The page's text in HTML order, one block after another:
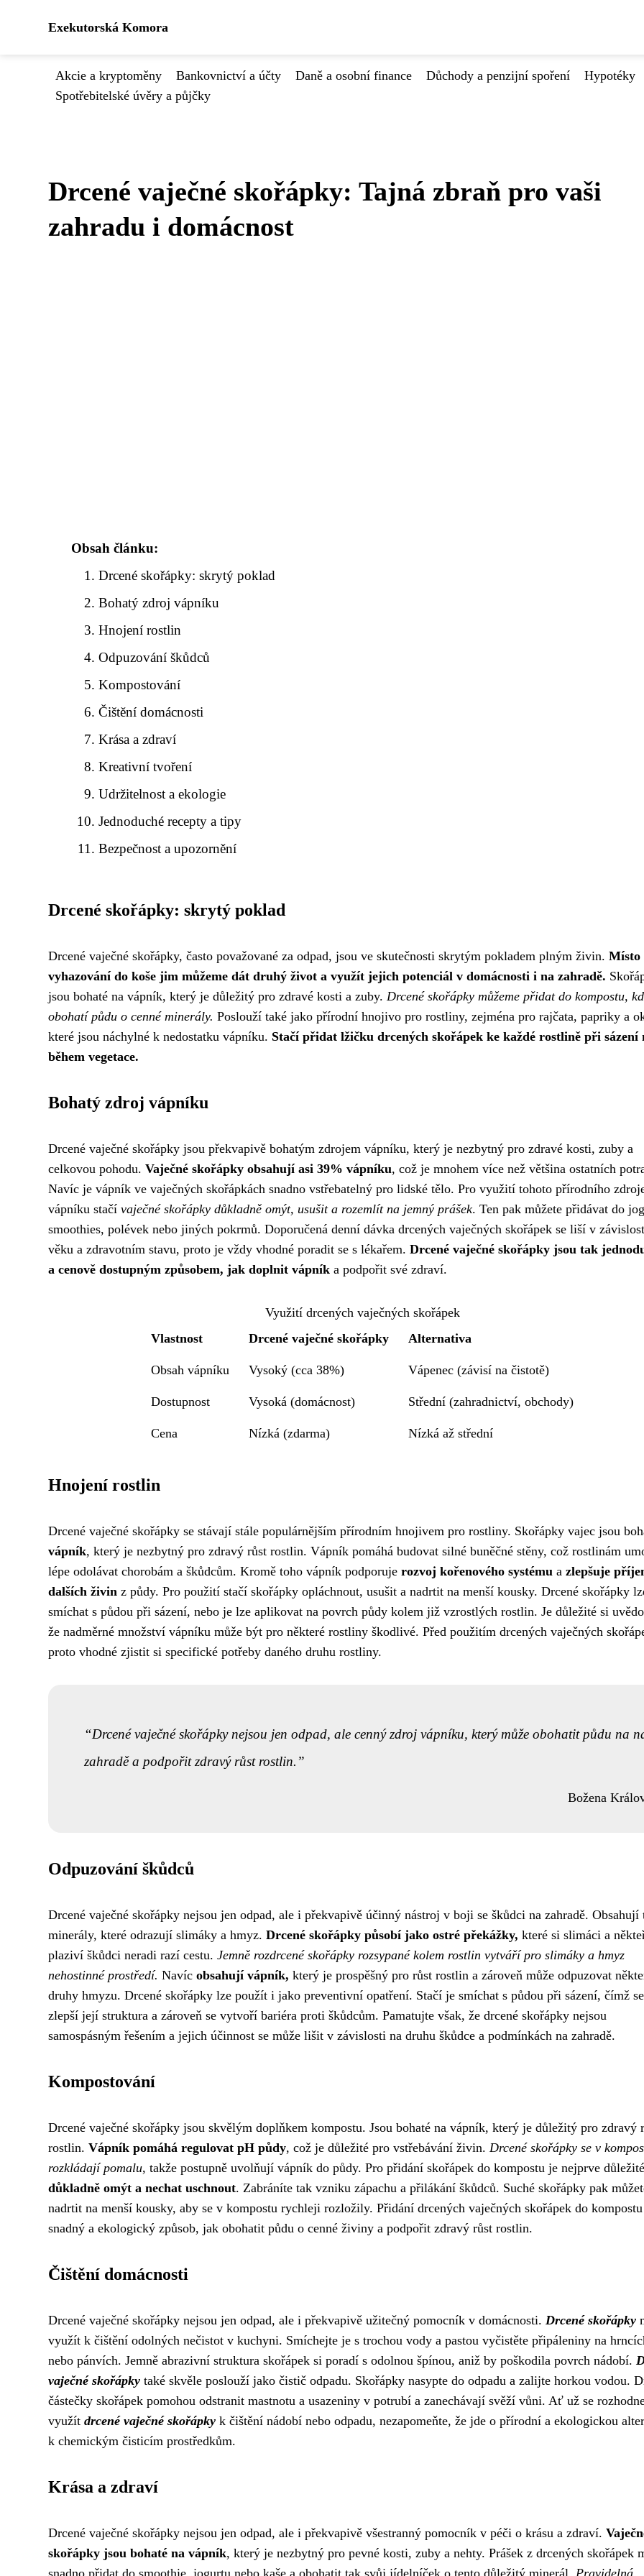
Exekutorská Komora
Akcie a kryptoměny Bankovnictví a účty Daně a osobní finance Důchody a penzijní spoření Hypotéky
Spotřebitelské úvěry a půjčky
Drcené vaječné skořápky: Tajná zbraň pro vaši
zahradu i domácnost
Obsah článku:
Drcené skořápky: skrytý poklad
Bohatý zdroj vápníku
Hnojení rostlin
Odpuzování škůdců
Kompostování
Čištění domácnosti
Krása a zdraví
Kreativní tvoření
Udržitelnost a ekologie
Jednoduché recepty a tipy
Bezpečnost a upozornění
Drcené skořápky: skrytý poklad
Drcené vaječné skořápky, často považované za odpad, jsou ve skutečnosti skrytým pokladem plným živin. Místo
vyhazování do koše jim můžeme dát druhý život a využít jejich potenciál v domácnosti i na zahradě.
jsou bohaté na vápník, který je důležitý pro zdravé kosti a zuby. Drcené skořápky můžeme přidat do kompostu,
obohatí půdu o cenné minerály. Poslouží také jako přírodní hnojivo pro rostliny, zejména pro rajčata, papriky a
které jsou náchylné k nedostatku vápníku. Stačí přidat lžičku drcených skořápek ke každé rostlině při sázení
během vegetace.
Bohatý zdroj vápníku
Drcené vaječné skořápky jsou překvapivě bohatým zdrojem vápníku, který je nezbytný pro zdravé kosti, zuby a
celkovou pohodu. Vaječné skořápky obsahují asi 39% vápníku, což je mnohem více než většina ostatních
Navíc je vápník ve vaječných skořápkách snadno vstřebatelný pro lidské tělo. Pro využití tohoto přírodního
vápníku stačí vaječné skořápky důkladně omýt, usušit a rozemlít na jemný prášek. Ten pak můžete přidávat do
smoothies, polévek nebo jiných pokrmů. Doporučená denní dávka drcených vaječných skořápek se liší v
věku a zdravotním stavu, proto je vždy vhodné poradit se s lékařem. Drcené vaječné skořápky jsou tak
a cenově dostupným způsobem, jak doplnit vápník a podpořit své zdraví.
Využití drcených vaječných skořápek
Vlastnost
Drcené vaječné skořápky Alternativa
Obsah vápníku Vysoký (cca 38%) Vápenec (závisí na čistotě)
Dostupnost Vysoká (domácnost) Střední (zahradnictví, obchody)
Cena Nízká (zdarma) Nízká až střední
Hnojení rostlin
Drcené vaječné skořápky se stávají stále populárnějším přírodním hnojivem pro rostliny. Skořápky vajec jsou
vápník, který je nezbytný pro zdravý růst rostlin. Vápník pomáhá budovat silné buněčné stěny, což rostlinám
lépe odolávat chorobám a škůdcům. Kromě toho vápník podporuje rozvoj kořenového systému a zlepšuje
dalších živin z půdy. Pro použití stačí skořápky opláchnout, usušit a nadrtit na menší kousky. Drcené skořápky
smíchat s půdou při sázení, nebo je lze aplikovat na povrch půdy kolem již vzrostlých rostlin. Je důležité si
že nadměrné množství vápníku může být pro některé rostliny škodlivé. Před použitím drcených vaječných
proto vhodné zjistit si specifické potřeby daného druhu rostliny.
Drcené vaječné skořápky nejsou jen odpad, ale cenný zdroj vápníku, který může obohatit půdu na
zahradě a podpořit zdravý růst rostlin.
Božena
Odpuzování škůdců
Drcené vaječné skořápky nejsou jen odpad, ale i překvapivě účinný nástroj v boji se škůdci na zahradě. Obsahují
minerály, které odrazují slimáky a hmyz. Drcené skořápky působí jako ostré překážky, které si slimáci a
plaziví škůdci neradi razí cestu. Jemně rozdrcené skořápky rozsypané kolem rostlin vytváří pro slimáky a hmyz
nehostinné prostředí. Navíc obsahují vápník, který je prospěšný pro růst rostlin a zároveň může odpuzovat
druhy hmyzu. Drcené skořápky lze použít i jako preventivní opatření. Stačí je smíchat s půdou při sázení, čímž se
zlepší její struktura a zároveň se vytvoří bariéra proti škůdcům. Pamatujte však, že drcené skořápky nejsou
samospásným řešením a jejich účinnost se může lišit v závislosti na druhu škůdce a podmínkách na zahradě.
Kompostování
Drcené vaječné skořápky jsou skvělým doplňkem kompostu. Jsou bohaté na vápník, který je důležitý pro zdravý
rostlin. Vápník pomáhá regulovat pH půdy, což je důležité pro vstřebávání živin. Drcené skořápky se v
rozkládají pomalu, takže postupně uvolňují vápník do půdy. Pro přidání skořápek do kompostu je nejprve
důkladně omýt a nechat uschnout. Zabráníte tak vzniku zápachu a přilákání škůdců. Suché skořápky pak
nadrtit na menší kousky, aby se v kompostu rychleji rozložily. Přidání drcených vaječných skořápek do
snadný a ekologický způsob, jak obohatit půdu o cenné živiny a podpořit zdravý růst rostlin.
Čištění domácnosti
Drcené vaječné skořápky nejsou jen odpad, ale i překvapivě užitečný pomocník v domácnosti. Drcené skořápky
využít k čištění odolných nečistot v kuchyni. Smíchejte je s trochou vody a pastou vyčistěte připáleniny na
nebo pánvích. Jemně abrazivní struktura skořápek si poradí s odolnou špínou, aniž by poškodila povrch nádobí.
vaječné skořápky také skvěle poslouží jako čistič odpadu. Skořápky nasypte do odpadu a zalijte horkou vodou.
částečky skořápek pomohou odstranit mastnotu a usazeniny v potrubí a zanechávají svěží vůni. Ať už se
využít drcené vaječné skořápky k čištění nádobí nebo odpadu, nezapomeňte, že jde o přírodní a ekologickou
k chemickým čisticím prostředkům.
Krása a zdraví
Drcené vaječné skořápky nejsou jen odpad, ale i překvapivě všestranný pomocník v péči o krásu a zdraví.
skořápky jsou bohaté na vápník, který je nezbytný pro pevné kosti, zuby a nehty. Prášek z drcených skořápek